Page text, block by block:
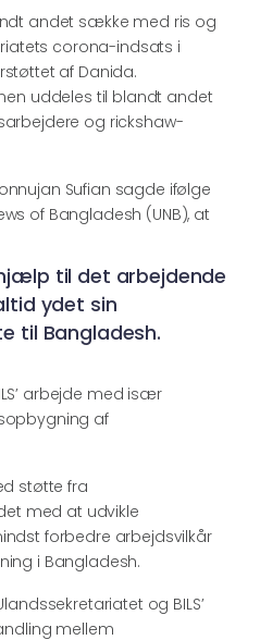
andet sække med ris og
corona-indsats i
af Danida.
uddeles til blandt andet
og rickshaw-
Sufian sagde ifølge
of Bangladesh (UNB), at
til det arbejdende
ydet sin
til Bangladesh.
arbejde med især
af
støtte fra
med at udvikle
forbedre arbejdsvilkår
i Bangladesh.
og BILS’
mellem